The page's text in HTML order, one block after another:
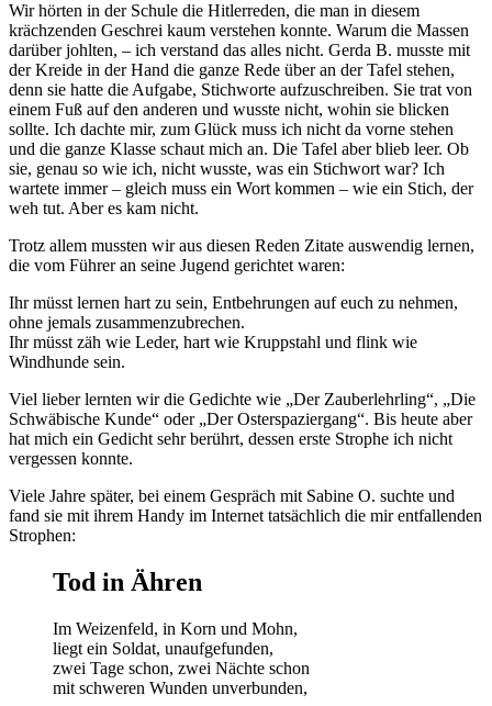
Wir hörten in der Schule die Hitlerreden, die man in diesem
krächzenden Geschrei kaum verstehen konnte. Warum die Massen
darüber johlten, – ich verstand das alles nicht. Gerda B. musste mit
der Kreide in der Hand die ganze Rede über an der Tafel stehen,
denn sie hatte die Aufgabe, Stichworte aufzuschreiben. Sie trat von
einem Fuß auf den anderen und wusste nicht, wohin sie blicken
sollte. Ich dachte mir, zum Glück muss ich nicht da vorne stehen
und die ganze Klasse schaut mich an. Die Tafel aber blieb leer. Ob
sie, genau so wie ich, nicht wusste, was ein Stichwort war? Ich
wartete immer – gleich muss ein Wort kommen – wie ein Stich, der
weh tut. Aber es kam nicht.
Trotz allem mussten wir aus diesen Reden Zitate auswendig lernen,
die vom Führer an seine Jugend gerichtet waren:
Ihr müsst lernen hart zu sein, Entbehrungen auf euch zu nehmen,
ohne jemals zusammenzubrechen.
Ihr müsst zäh wie Leder, hart wie Kruppstahl und flink wie
Windhunde sein.
Viel lieber lernten wir die Gedichte wie
Der Zauberlehrling ,
Die
Schwäbische Kunde
oder Der Osterspaziergang . Bis heute aber
hat mich ein Gedicht sehr berührt, dessen erste Strophe ich nicht
vergessen konnte.
Viele Jahre später, bei einem Gespräch mit Sabine O. suchte und
fand sie mit ihrem Handy im Internet tatsächlich die mir entfallenden
Strophen:
Tod in Ähren
Im Weizenfeld, in Korn und Mohn,
liegt ein Soldat, unaufgefunden,
zwei Tage schon, zwei Nächte schon
mit schweren Wunden unverbunden,